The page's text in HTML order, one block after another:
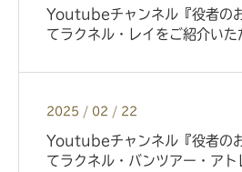
Youtubeチャンネル『役者の
てラクネル・レイをご紹介いた
2025 / 02 / 22
Youtubeチャンネル『役者の
てラクネル・バンツアー・ア